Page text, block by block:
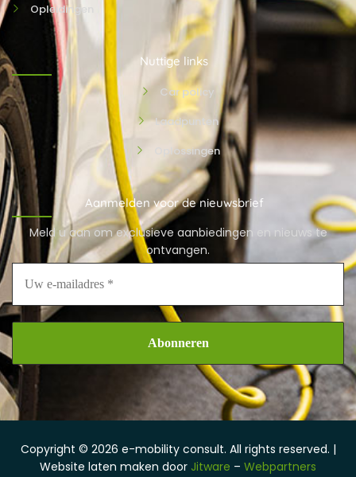
Opleidingen
Nuttige links
Car policy
Laadpunten
Oplossingen
Aanmelden voor de nieuwsbrief
Meld u aan om exclusieve aanbiedingen en nieuws te
ontvangen.
Copyright © 2026 e-mobility consult. All rights reserved. |
Website laten maken door Jitware – Webpartners